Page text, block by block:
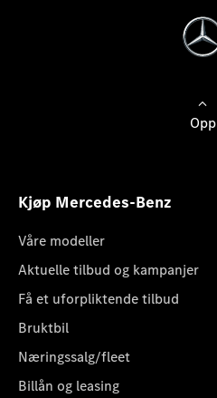
Opp
Kjøp Mercedes-Benz
Våre modeller
Aktuelle tilbud og kampanjer
Få et uforpliktende tilbud
Bruktbil
Næringssalg/fleet
Billån og leasing